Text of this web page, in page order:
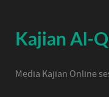
Kajian Al-
Media Kajian Online